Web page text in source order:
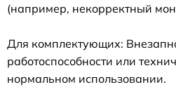
(например, некорректный
Для комплектующих:
работоспособности или
нормальном использовании.